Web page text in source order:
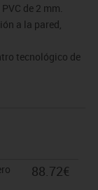
de 2 mm.
a la pared,
tecnológico de
88.72€